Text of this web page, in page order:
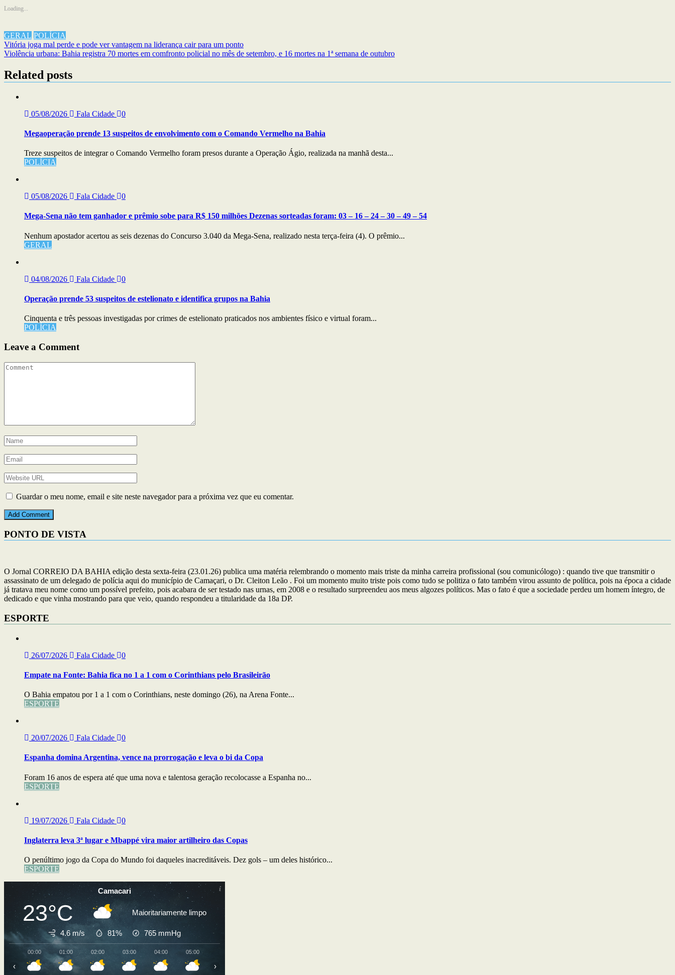
Loading...
GERAL POLÍCIA
Navegação
de
artigos
Vitória joga mal perde e pode ver vantagem na liderança cair para um ponto
Violência urbana: Bahia registra 70 mortes em comfronto policial no mês de setembro, e 16 mortes na 1ª semana de outubro
Related posts
05/08/2026 Fala Cidade 0
Megaoperação prende 13 suspeitos de envolvimento com o Comando Vermelho na Bahia
Treze suspeitos de integrar o Comando Vermelho foram presos durante a Operação Ágio, realizada na manhã desta...
POLÍCIA
05/08/2026 Fala Cidade 0
Mega-Sena não tem ganhador e prêmio sobe para R$ 150 milhões Dezenas sorteadas foram: 03 – 16 – 24 – 30 – 49 – 54
Nenhum apostador acertou as seis dezenas do Concurso 3.040 da Mega-Sena, realizado nesta terça-feira (4). O prêmio...
GERAL
04/08/2026 Fala Cidade 0
Operação prende 53 suspeitos de estelionato e identifica grupos na Bahia
Cinquenta e três pessoas investigadas por crimes de estelionato praticados nos ambientes físico e virtual foram...
POLÍCIA
Leave a Comment
Guardar o meu nome, email e site neste navegador para a próxima vez que eu comentar.
PONTO DE VISTA
O Jornal CORREIO DA BAHIA edição desta sexta-feira (23.01.26) publica uma matéria relembrando o momento mais triste da minha carreira profissional (sou comunicólogo) : quando tive que transmitir o
assassinato de um delegado de polícia aqui do município de Camaçari, o Dr. Cleiton Leão . Foi um momento muito triste pois como tudo se politiza o fato também virou assunto de política, pois na época a cidade
já tratava meu nome como um possível prefeito, pois acabara de ser testado nas urnas, em 2008 e o resultado surpreendeu aos meus algozes políticos. Mas o fato é que a sociedade perdeu um homem íntegro, de
dedicado e que vinha mostrando para que veio, quando respondeu a titularidade da 18a DP.
ESPORTE
26/07/2026 Fala Cidade 0
Empate na Fonte: Bahia fica no 1 a 1 com o Corinthians pelo Brasileirão
O Bahia empatou por 1 a 1 com o Corinthians, neste domingo (26), na Arena Fonte...
ESPORTE
20/07/2026 Fala Cidade 0
Espanha domina Argentina, vence na prorrogação e leva o bi da Copa
Foram 16 anos de espera até que uma nova e talentosa geração recolocasse a Espanha no...
ESPORTE
19/07/2026 Fala Cidade 0
Inglaterra leva 3ª lugar e Mbappé vira maior artilheiro das Copas
O penúltimo jogo da Copa do Mundo foi daqueles inacreditáveis. Dez gols – um deles histórico...
ESPORTE
Camacari
23°C Maioritariamente limpo
4.6 m/s 81% 765 mmHg
00:00 01:00 02:00 03:00 04:00 05:00
‹ ›